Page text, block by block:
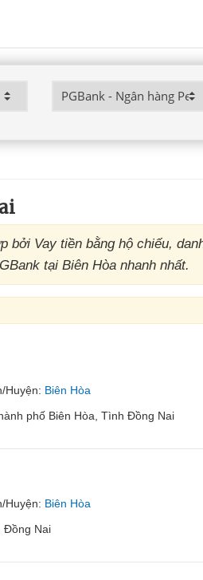
bởi Vay tiền bằng hộ chiếu,
tại Biên Hòa nhanh nhất.
Huyện: Biên Hòa
phố Biên Hòa, Tình Đồng Nai
Huyện: Biên Hòa
Đồng Nai